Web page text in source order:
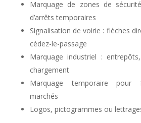
Marquage de zones de
d’arrêts temporaires
Signalisation de voirie : flèches
cédez-le-passage
Marquage industriel :
chargement
Marquage temporaire pour
marchés
Logos, pictogrammes ou